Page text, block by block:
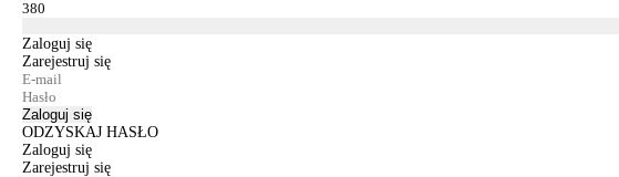
Zaloguj się
Zarejestruj się
Zaloguj się
ODZYSKAJ HASŁO
Zaloguj się
Zarejestruj się